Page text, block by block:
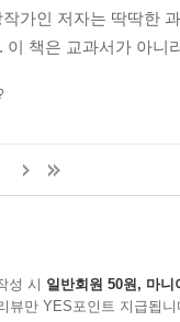
가인 저자는 딱딱한
이 책은 교과서가 아
성 시 일반회원 50원, 마니
뷰만 YES포인트 지급됩니